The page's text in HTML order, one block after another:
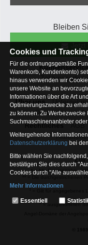
Bleiben
Zahlungsarten
Über uns
Osterfeldsee
Rechtliches
AGB
Zur
* = Alle Preisangaben
2= ausgenommen
©
Cookies und
Für die ordnungsgemäße
Warenkorb, Kundenkonto)
hinaus verwenden wir
unsere Website an
Informationen über die Art
Optimierungszwecke zu
zu können. Zu
Suchmaschinenanbieter
Weitergehende
Datenschutzerklärung bei
Bitte wählen Sie
bestätigen Sie dies durch
Cookies durch "Alle
Mehr Informationen
Essentiell
weshalb auf diese nicht
Essentiell